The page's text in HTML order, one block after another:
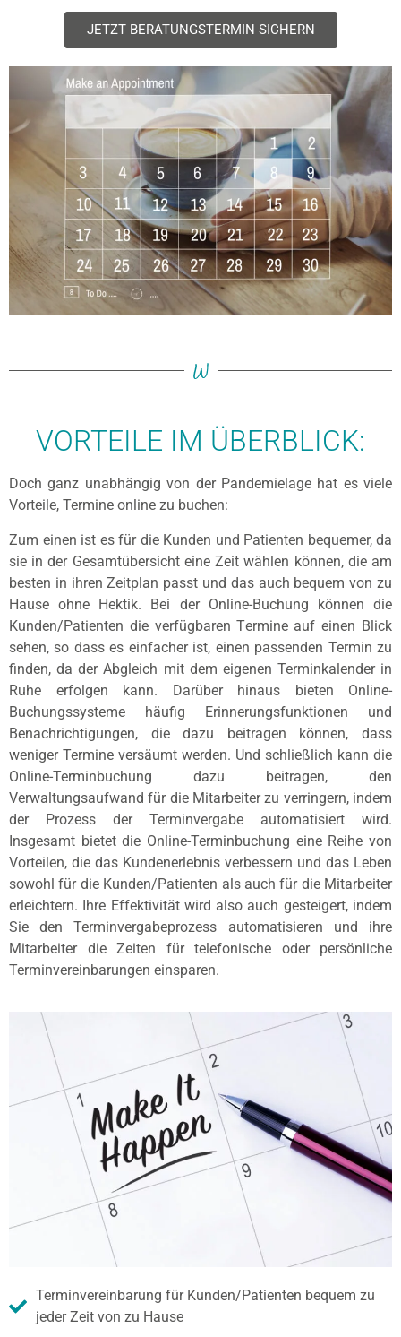
JETZT BERATUNGSTERMIN SICHERN
W
VORTEILE IM ÜBERBLICK:
Doch ganz unabhängig von der Pandemielage hat es viele
Vorteile, Termine online zu buchen:
Zum einen ist es für die Kunden und Patienten bequemer, da
sie in der Gesamtübersicht eine Zeit wählen können, die am
besten in ihren Zeitplan passt und das auch bequem von zu
Hause ohne Hektik. Bei der Online-Buchung können die
Kunden/Patienten die verfügbaren Termine auf einen Blick
sehen, so dass es einfacher ist, einen passenden Termin zu
finden, da der Abgleich mit dem eigenen Terminkalender in
Ruhe erfolgen kann. Darüber hinaus bieten Online-
Buchungssysteme häufig Erinnerungsfunktionen und
Benachrichtigungen, die dazu beitragen können, dass
weniger Termine versäumt werden. Und schließlich kann die
Online-Terminbuchung dazu beitragen, den
Verwaltungsaufwand für die Mitarbeiter zu verringern, indem
der Prozess der Terminvergabe automatisiert wird.
Insgesamt bietet die Online-Terminbuchung eine Reihe von
Vorteilen, die das Kundenerlebnis verbessern und das Leben
sowohl für die Kunden/Patienten als auch für die Mitarbeiter
erleichtern. Ihre Effektivität wird also auch gesteigert, indem
Sie den Terminvergabeprozess automatisieren und ihre
Mitarbeiter die Zeiten für telefonische oder persönliche
Terminvereinbarungen einsparen.
Terminvereinbarung für Kunden/Patienten bequem zu
jeder Zeit von zu Hause